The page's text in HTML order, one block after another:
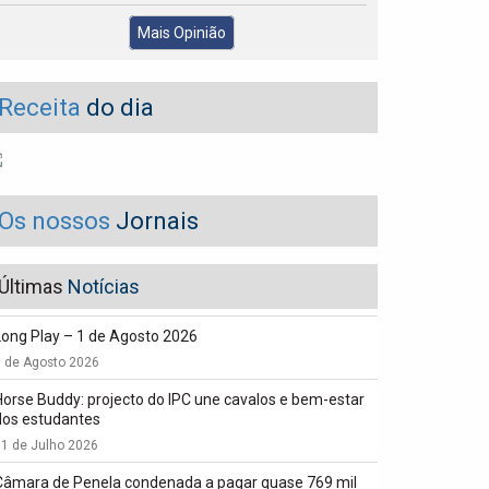
Mais Opinião
do dia
nossos Jornais
Notícias
Play – 1 de Agosto 2026
de Agosto 2026
Buddy: projecto do IPC une cavalos e bem-estar
estudantes
de Julho 2026
de Penela condenada a pagar quase 769 mil